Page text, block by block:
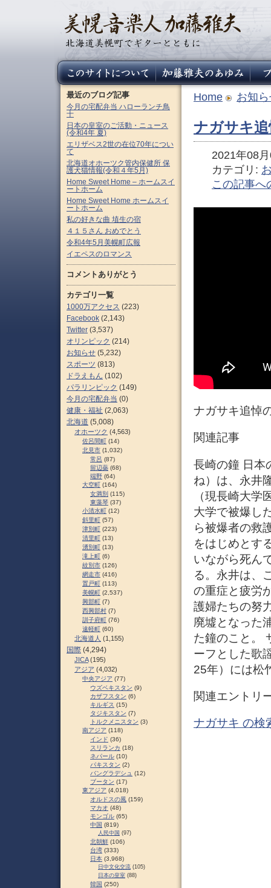
Home お知
ナガサキ
2021年08
カテゴリ:
この記事へ
ナガサキ追悼
関連記事
長崎の鐘 日本
ね）は、永井
（現長崎大
大学で被爆し
ら被爆者の救
をはじめとす
いながら死ん
る。永井は、
の重症と疲労
護婦たちの努
廃墟となった
た鐘のこと。
ーフとした歌
25年）には松
関連エントリ
ナガサキ の検
最近のブログ記事
今月の宅配弁当 ハローランチ鳥
十
日本の皇室のご活動・ニュース
(令和4年 夏)
エリザベス2世の在位70年につい
て
北海道オホーツク管内保健所 保
護犬猫情報(令和４年5月)
Home Sweet Home – ホームスイ
ートホーム
Home Sweet Home ホームスイ
ートホーム
私の好きな曲 埴生の宿
４１５さん おめでとう
令和4年5月美幌町広報
イエペスのロマンス
コメントありがとう
カテゴリ一覧
1000万アクセス (223)
Facebook (2,143)
Twitter (3,537)
オリンピック (214)
お知らせ (5,232)
スポーツ (813)
ドラえもん (102)
パラリンピック (149)
今月の宅配弁当 (0)
健康・福祉 (2,063)
北海道 (5,008)
オホーツク (4,563)
佐呂間町 (14)
北見市 (1,032)
常呂 (87)
留辺蘂 (68)
端野 (64)
大空町 (164)
女満別 (115)
東藻琴 (37)
小清水町 (12)
斜里町 (57)
津別町 (223)
清里町 (13)
湧別町 (13)
滝上町 (6)
紋別市 (126)
網走市 (416)
置戸町 (113)
美幌町 (2,537)
興部町 (7)
西興部村 (7)
訓子府町 (76)
遠軽町 (60)
北海道人 (1,155)
国際 (4,294)
JICA(195)
アジア (4,032)
中央アジア (77)
ウズベキスタン (9)
カザフスタン (6)
キルギス (15)
タジキスタン (7)
トルクメニスタン (3)
南アジア (118)
インド (36)
スリランカ (18)
ネパール (10)
パキスタン (2)
バングラデシュ (12)
ブータン (17)
東アジア (4,018)
オルドスの風 (159)
マカオ (48)
モンゴル (65)
中国 (819)
人民中国 (97)
北朝鮮 (106)
台湾 (333)
日本 (3,968)
日中文化交流 (105)
日本の皇室 (88)
韓国 (250)